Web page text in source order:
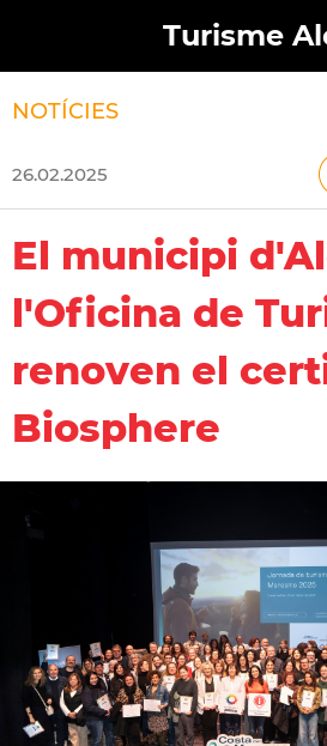
Turisme
NOTÍCIES
26.02.2025
El municipi
l'Oficina de
renoven el
Biosphere